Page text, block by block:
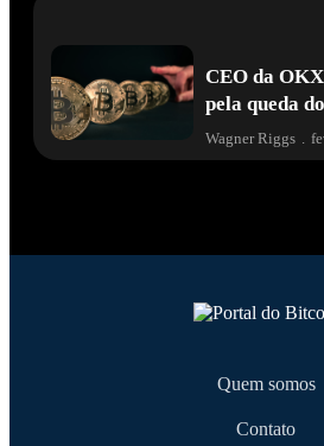
CEO da
pela queda
Wagner Riggs
Quem somos
Contato